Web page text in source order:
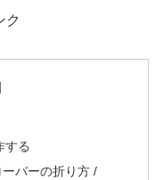
ク
する
バーの折り方 /